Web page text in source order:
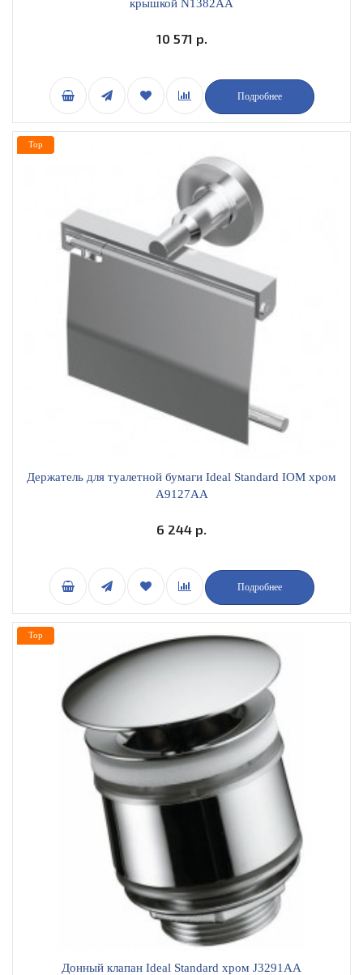
крышкой N1382AA
10 571 р.
Подробнее
Держатель для туалетной бумаги Ideal Standard IOM хром
A9127AA
6 244 р.
Подробнее
Top
Донный клапан Ideal Standard хром J3291AA
Top